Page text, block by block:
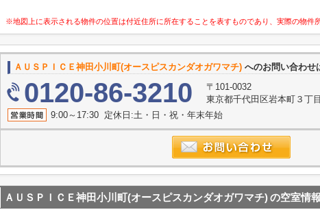
※地図上に表示される物件の位置は付近住所に所在することを表すものであり、実際の物件
ＡＵＳＰＩＣＥ神田小川町(オースピスカンダオガワマチ) へのお問い合わせ
0120-86-3210
〒101-0032
東京都千代田区岩本町３丁
9:00～17:30 定休日:土・日・祝・年末年始
ＡＵＳＰＩＣＥ神田小川町(オースピスカンダオガワマチ)の空室情報